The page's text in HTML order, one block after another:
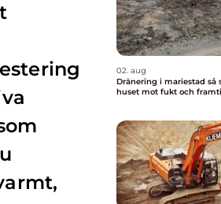
02. aug
Dränering i mariestad så skyddas
huset mot fukt och